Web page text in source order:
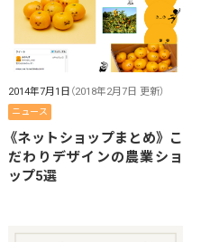
2014年7月1日 （2018年2月7日 更新）
ニュース
《ネットショップまとめ》 こ
だわりデザインの農業ショ
ップ5選